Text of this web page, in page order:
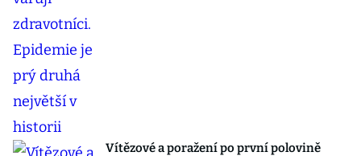
Vítězové a poražení po první polovině